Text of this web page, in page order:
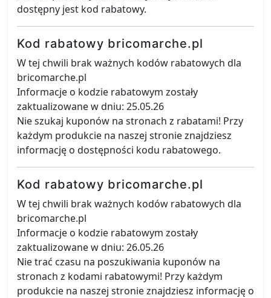
dostępny jest kod rabatowy.
Kod rabatowy bricomarche.pl
W tej chwili brak ważnych kodów rabatowych dla
bricomarche.pl
Informacje o kodzie rabatowym zostały
zaktualizowane w dniu: 25.05.26
Nie szukaj kuponów na stronach z rabatami! Przy
każdym produkcie na naszej stronie znajdziesz
informację o dostępności kodu rabatowego.
Kod rabatowy bricomarche.pl
W tej chwili brak ważnych kodów rabatowych dla
bricomarche.pl
Informacje o kodzie rabatowym zostały
zaktualizowane w dniu: 26.05.26
Nie trać czasu na poszukiwania kuponów na
stronach z kodami rabatowymi! Przy każdym
produkcie na naszej stronie znajdziesz informację o